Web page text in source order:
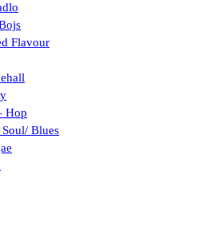
Flavour
Hop
Soul/ Blues